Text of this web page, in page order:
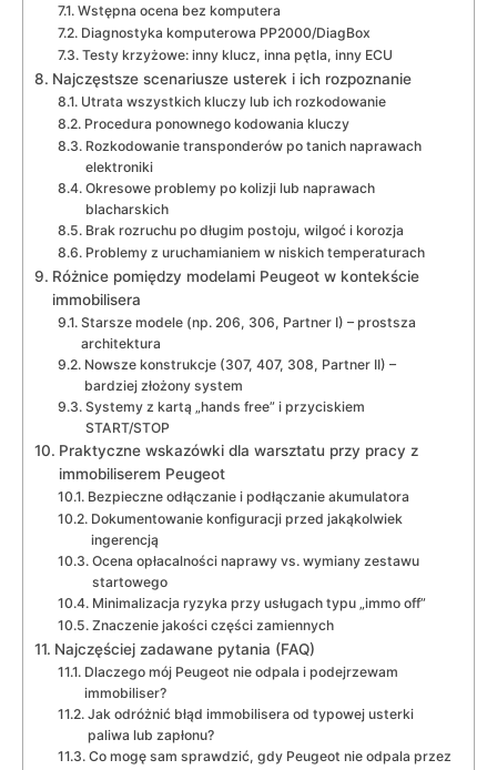
Wstępna ocena bez komputera
Diagnostyka komputerowa PP2000/DiagBox
Testy krzyżowe: inny klucz, inna pętla, inny ECU
Najczęstsze scenariusze usterek i ich rozpoznanie
Utrata wszystkich kluczy lub ich rozkodowanie
Procedura ponownego kodowania kluczy
Rozkodowanie transponderów po tanich naprawach
elektroniki
Okresowe problemy po kolizji lub naprawach
blacharskich
Brak rozruchu po długim postoju, wilgoć i korozja
Problemy z uruchamianiem w niskich temperaturach
Różnice pomiędzy modelami Peugeot w kontekście
immobilisera
Starsze modele (np. 206, 306, Partner I) – prostsza
architektura
Nowsze konstrukcje (307, 407, 308, Partner II) –
bardziej złożony system
Systemy z kartą „hands free” i przyciskiem
START/STOP
Praktyczne wskazówki dla warsztatu przy pracy z
immobiliserem Peugeot
Bezpieczne odłączanie i podłączanie akumulatora
Dokumentowanie konfiguracji przed jakąkolwiek
ingerencją
Ocena opłacalności naprawy vs. wymiany zestawu
startowego
Minimalizacja ryzyka przy usługach typu „immo off”
Znaczenie jakości części zamiennych
Najczęściej zadawane pytania (FAQ)
Dlaczego mój Peugeot nie odpala i podejrzewam
immobiliser?
Jak odróżnić błąd immobilisera od typowej usterki
paliwa lub zapłonu?
Co mogę sam sprawdzić, gdy Peugeot nie odpala przez